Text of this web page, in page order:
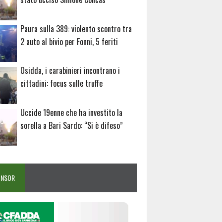
Paura sulla 389: violento scontro tra
2 auto al bivio per Fonni, 5 feriti
Osidda, i carabinieri incontrano i
cittadini: focus sulle truffe
Uccide 19enne che ha investito la
sorella a Bari Sardo: “Si è difeso”